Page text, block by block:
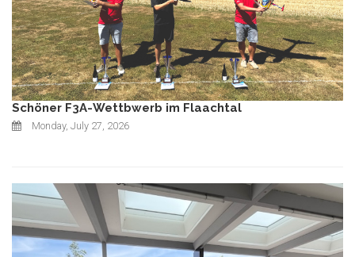
Schöner F3A-Wettbwerb im Flaachtal
Monday, July 27, 2026